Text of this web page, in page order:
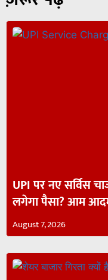
UPI पर नए सर्विस
लगेगा पैसा? आम
August 7, 2026